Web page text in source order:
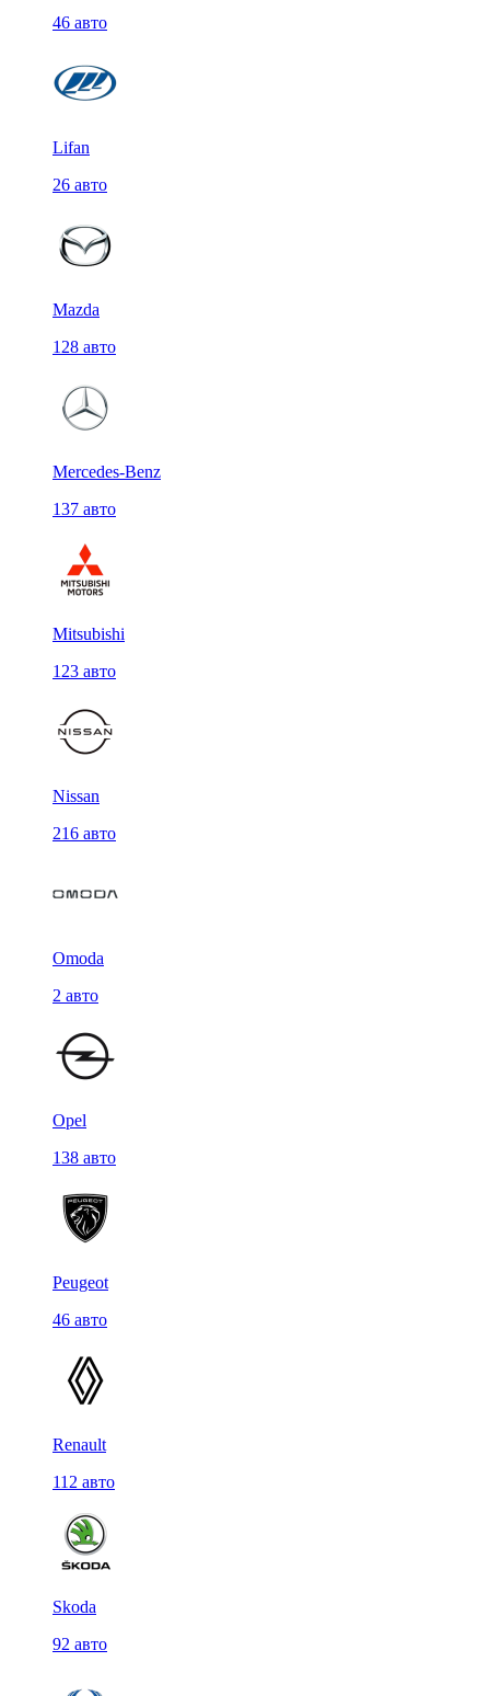
46 авто
Lifan
26 авто
Mazda
128 авто
Mercedes-Benz
137 авто
Mitsubishi
123 авто
Nissan
216 авто
Omoda
2 авто
Opel
138 авто
Peugeot
46 авто
Renault
112 авто
Skoda
92 авто